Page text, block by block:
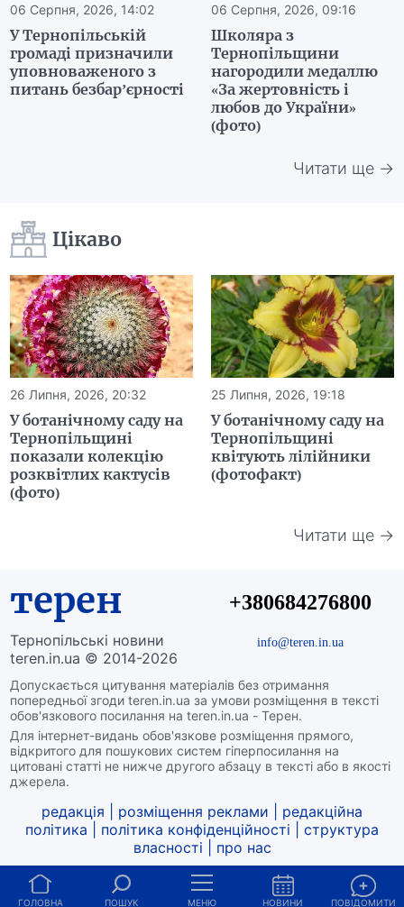
06 Серпня, 2026, 14:02
У Тернопільській
громаді призначили
уповноваженого з
питань безбар’єрності
06 Серпня, 2026, 09:16
Школяра з
Тернопільщини
нагородили медаллю
«За жертовність і
любов до України»
(фото)
Читати ще →
Цікаво
26 Липня, 2026, 20:32
У ботанічному саду на
Тернопільщині
показали колекцію
розквітлих кактусів
(фото)
25 Липня, 2026, 19:18
У ботанічному саду на
Тернопільщині
квітують лілійники
(фотофакт)
Читати ще →
терен
Тернопільські новини
teren.in.ua © 2014-2026
Допускається цитування матеріалів без отримання
попередньої згоди teren.in.ua за умови розміщення в тексті
обов'язкового посилання на teren.in.ua - Терен.
Для інтернет-видань обов'язкове розміщення прямого,
відкритого для пошукових систем гіперпосилання на
цитовані статті не нижче другого абзацу в тексті або в якості
джерела.
+380684276800
info@teren.in.ua
редакція розміщення реклами
редакційна
політика
політика конфіденційності
структура
власності
про нас
ГОЛОВНА ПОШУК МЕНЮ НОВИНИ ПОВІДОМИТИ